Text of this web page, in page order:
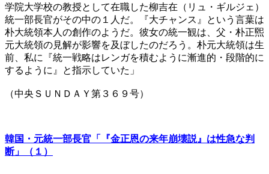
学院大学校の教授として在職した柳吉在（リュ・ギルジェ）
統一部長官がその中の１人だ。『大チャンス』という言葉は
朴大統領本人の創作のようだ。彼女の統一観は、父・朴正煕
元大統領の見解が影響を及ぼしたのだろう。朴元大統領は生
前、私に『統一戦略はレンガを積むように漸進的・段階的に
するように』と指示していた」
（中央ＳＵＮＤＡＹ第３６９号）
韓国・元統一部長官「『金正恩の来年崩壊説』は性急な判
断」（１）